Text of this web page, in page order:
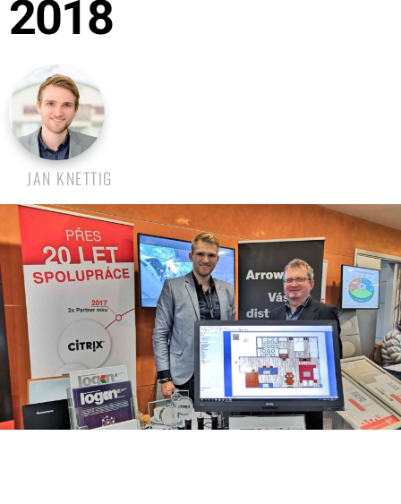
2018
JAN KNETTIG